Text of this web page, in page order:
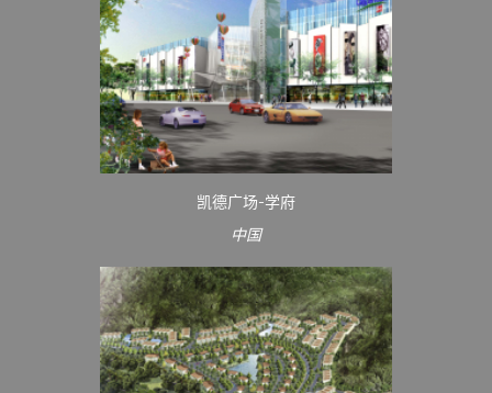
凯德广场-学府
中国